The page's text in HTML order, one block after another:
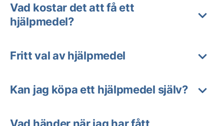
Vad kostar det att få ett
hjälpmedel?
Fritt val av hjälpmedel
Kan jag köpa ett hjälpmedel själv?
Vad händer när jag har fått